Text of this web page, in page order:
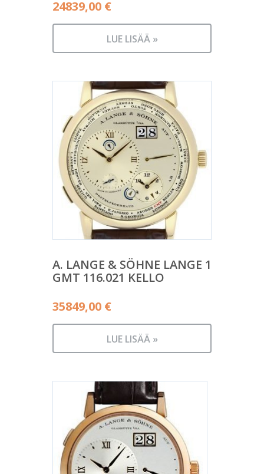
24839,00 €
LUE LISÄÄ »
A. LANGE & SÖHNE LANGE 1
GMT 116.021 KELLO
35849,00 €
LUE LISÄÄ »